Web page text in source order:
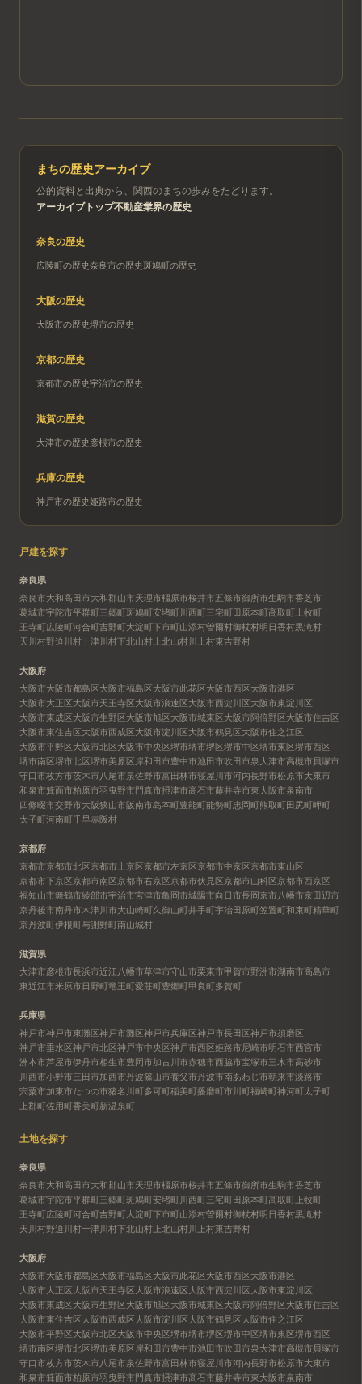
まちの歴史アーカイブ
公的資料と出典から、関西のまちの歩みをたどります。
アーカイブトップ不動産業界の歴史
奈良の歴史
広陵町の歴史奈良市の歴史斑鳩町の歴史
大阪の歴史
大阪市の歴史堺市の歴史
京都の歴史
京都市の歴史宇治市の歴史
滋賀の歴史
大津市の歴史 彦根市の歴史
兵庫の歴史
神戸市の歴史姫路市の歴史
戸建を探す
奈良県
奈良市大和高田市大和郡山市天理市橿原市桜井市五條市御所市生駒市香芝市
葛城市宇陀市平群町三郷町斑鳩町安堵町川西町三宅町田原本町高取町 上牧町
王寺町広陵町河合町吉野町大淀町下市町山添村曽爾村御杖村明日香村黒滝村
天川村野迫川村十津川村下北山村 上北山村川上村東吉野村
大阪府
大阪市大阪市都島区大阪市福島区大阪市此花区大阪市西区大阪市港区
大阪市大正区大阪市天王寺区大阪市浪速区大阪市西淀川区大阪市東淀川区
大阪市東成区大阪市生野区大阪市旭区大阪市城東区大阪市阿倍野区大阪市住吉区
大阪市東住吉区大阪市西成区大阪市淀川区大阪市鶴見区大阪市住之江区
大阪市平野区大阪市北区大阪市中央区堺市堺市堺区堺市中区堺市東区堺市西区
堺市南区堺市北区堺市美原区岸和田市豊中市池田市吹田市泉大津市高槻市 貝塚市
守口市枚方市茨木市八尾市泉佐野市富田林市寝屋川市河内長野市松原市大東市
和泉市箕面市柏原市羽曳野市門真市摂津市高石市藤井寺市東大阪市泉南市
四條畷市交野市大阪狭山市阪南市島本町豊能町能勢町忠岡町熊取町田尻町岬町
太子町河南町千早赤阪村
京都府
京都市京都市北区京都市上京区京都市左京区京都市中京区京都市東山区
京都市下京区京都市南区京都市右京区京都市伏見区京都市山科区京都市西京区
福知山市舞鶴市綾部市宇治市宮津市亀岡市城陽市向日市長岡京市八幡市京田辺市
京丹後市南丹市木津川市大山崎町久御山町井手町宇治田原町笠置町和束町精華町
京丹波町伊根町与謝野町南山城村
滋賀県
大津市彦根市長浜市近江八幡市草津市守山市栗東市甲賀市野洲市湖南市高島市
東近江市米原市日野町竜王町愛荘町豊郷町甲良町多賀町
兵庫県
神戸市神戸市東灘区神戸市灘区神戸市兵庫区神戸市長田区神戸市須磨区
神戸市垂水区神戸市北区神戸市中央区神戸市西区姫路市尼崎市明石市西宮市
洲本市芦屋市伊丹市相生市豊岡市加古川市赤穂市西脇市宝塚市三木市高砂市
川西市小野市三田市加西市丹波篠山市養父市丹波市南あわじ市朝来市淡路市
宍粟市加東市たつの市猪名川町多可町稲美町播磨町市川町福崎町神河町太子町
上郡町佐用町香美町新温泉町
土地を探す
奈良県
奈良市大和高田市大和郡山市天理市橿原市桜井市五條市御所市生駒市香芝市
葛城市宇陀市平群町三郷町斑鳩町安堵町川西町三宅町田原本町高取町 上牧町
王寺町広陵町河合町吉野町大淀町下市町山添村曽爾村御杖村明日香村黒滝村
天川村野迫川村十津川村下北山村 上北山村川上村東吉野村
大阪府
大阪市大阪市都島区大阪市福島区大阪市此花区大阪市西区大阪市港区
大阪市大正区大阪市天王寺区大阪市浪速区大阪市西淀川区大阪市東淀川区
大阪市東成区大阪市生野区大阪市旭区大阪市城東区大阪市阿倍野区大阪市住吉区
大阪市東住吉区大阪市西成区大阪市淀川区大阪市鶴見区大阪市住之江区
大阪市平野区大阪市北区大阪市中央区堺市堺市堺区堺市中区堺市東区堺市西区
堺市南区堺市北区堺市美原区岸和田市豊中市池田市吹田市泉大津市高槻市 貝塚市
守口市枚方市茨木市八尾市泉佐野市富田林市寝屋川市河内長野市松原市大東市
和泉市箕面市柏原市羽曳野市門真市摂津市高石市藤井寺市東大阪市泉南市